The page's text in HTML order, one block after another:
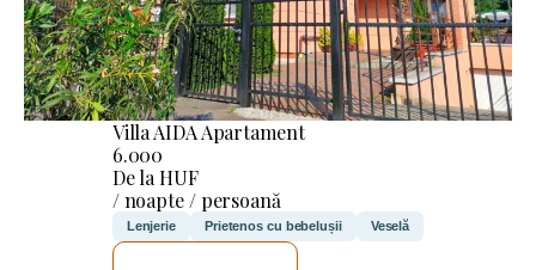
Villa AIDA Apartament
6.000
De la HUF
/ noapte / persoană
Lenjerie Prietenos cu bebelușii Veselă